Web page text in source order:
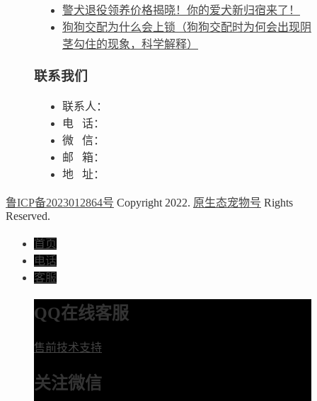
警犬退役领养价格揭晓！你的爱犬新归宿来了！
狗狗交配为什么会上锁（狗狗交配时为何会出现阴
茎勾住的现象，科学解释）
联系我们
联系人：
电 话：
微 信：
邮 箱：
地 址：
鲁ICP备2023012864号 Copyright 2022. 原生态宠物号 Rights
Reserved.
首页
电话
客服
QQ在线客服
售前技术支持
关注微信